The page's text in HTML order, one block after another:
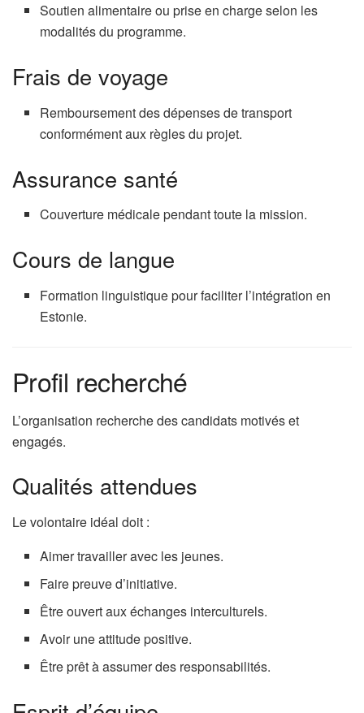
Soutien alimentaire ou prise en charge selon les
modalités du programme.
Frais de voyage
Remboursement des dépenses de transport
conformément aux règles du projet.
Assurance santé
Couverture médicale pendant toute la mission.
Cours de langue
Formation linguistique pour faciliter l’intégration en
Estonie.
Profil recherché
L’organisation recherche des candidats motivés et
engagés.
Qualités attendues
Le volontaire idéal doit :
Aimer travailler avec les jeunes.
Faire preuve d’initiative.
Être ouvert aux échanges interculturels.
Avoir une attitude positive.
Être prêt à assumer des responsabilités.